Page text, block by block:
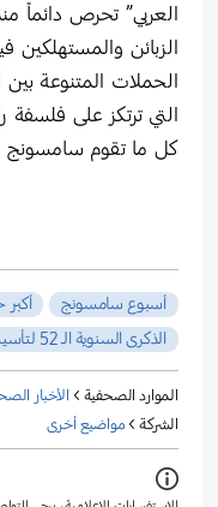
العربي” تحرص دائماً
الزبائن
الحملات المتنوعة
التي ترتكز على
كل ما تقوم سامسونج
أسبوع سامسونج
الذكرى السنوية الـ 52 لتأسيس سامسونج
الموارد الصحفية > الأخبار
الشركة > مواضيع أخرى